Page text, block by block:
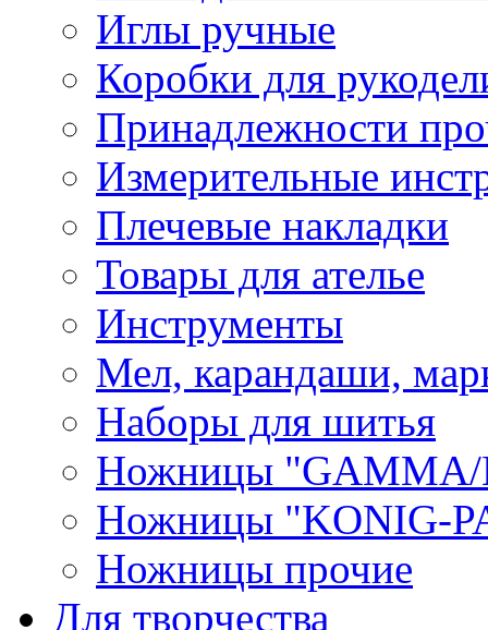
Иглы ручные
Коробки для
Принадлежности
Измерительные
Плечевые накладки
Товары для ателье
Инструменты
Мел, карандаши,
Наборы для шитья
Ножницы "GAMMA/
Ножницы "KONIG-
Ножницы прочие
Для творчества